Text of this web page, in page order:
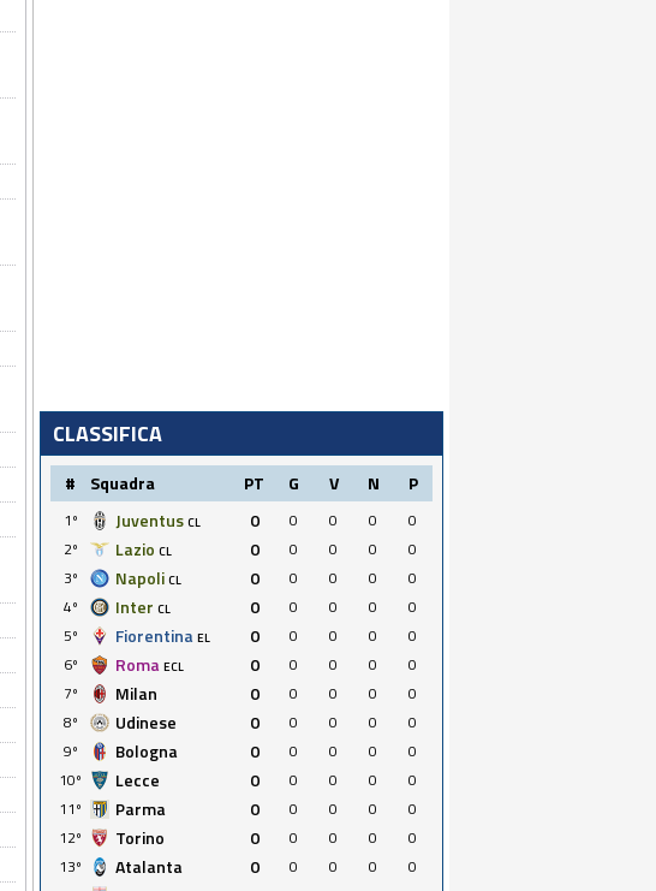
CLASSIFICA
# Squadra PT G V N P
1º Juventus CL 0 0 0 0
0
2º
Lazio CL 0 0 0 0
0
3º
Napoli CL 0 0 0 0
0
4º
Inter CL 0 0 0 0
0
5º
Fiorentina EL 0 0 0 0
0
6º
Roma ECL 0 0 0 0
0
7º
Milan 0 0 0 0
0
8º
Udinese 0 0 0 0
0
9º
Bologna 0 0 0 0
0
10º
Lecce 0 0 0 0
0
11º
Parma 0 0 0 0
0
12º
Torino 0 0 0 0
0
13º
Atalanta 0 0 0 0
0